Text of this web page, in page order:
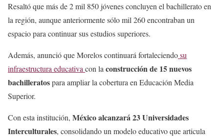
Resaltó que más de 2 mil 850 jóvenes concluyen el bachillerato en
la región, aunque anteriormente sólo mil 260 encontraban un
espacio para continuar sus estudios superiores.
Además, anunció que Morelos continuará fortaleciendosu
infraestructura educativa con la construcción de 15 nuevos
bachilleratospara ampliar la cobertura en Educación Media
Superior.
Con esta institución, México alcanzará 23 Universidades
Interculturales, consolidando un modelo educativo que articula